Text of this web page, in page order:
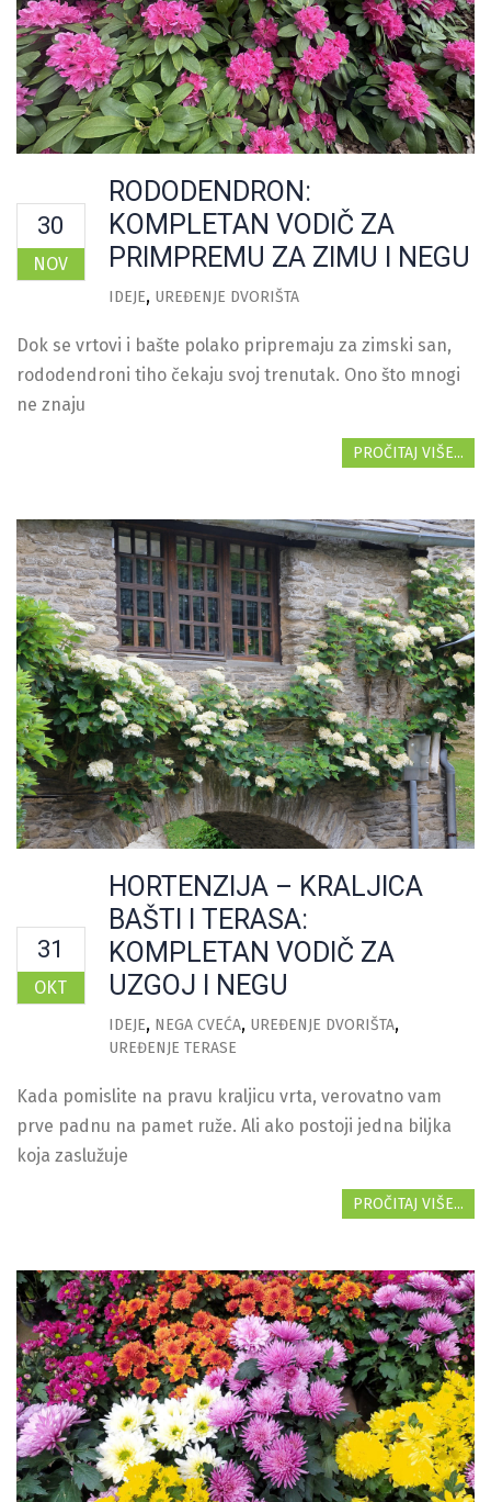
30
NOV
RODODENDRON:
KOMPLETAN VODIČ ZA
PRIMPREMU ZA ZIMU I NEGU
IDEJE UREĐENJE DVORIŠTA
Dok se vrtovi i bašte polako pripremaju za zimski san,
rododendroni tiho čekaju svoj trenutak. Ono što mnogi
ne znaju
PROČITAJ VIŠE...
31
OKT
HORTENZIJA – KRALJICA
BAŠTI I TERASA:
KOMPLETAN VODIČ ZA
UZGOJ I NEGU
IDEJE NEGA CVEĆA UREĐENJE DVORIŠTA
UREĐENJE TERASE
Kada pomislite na pravu kraljicu vrta, verovatno vam
prve padnu na pamet ruže. Ali ako postoji jedna biljka
koja zaslužuje
PROČITAJ VIŠE...